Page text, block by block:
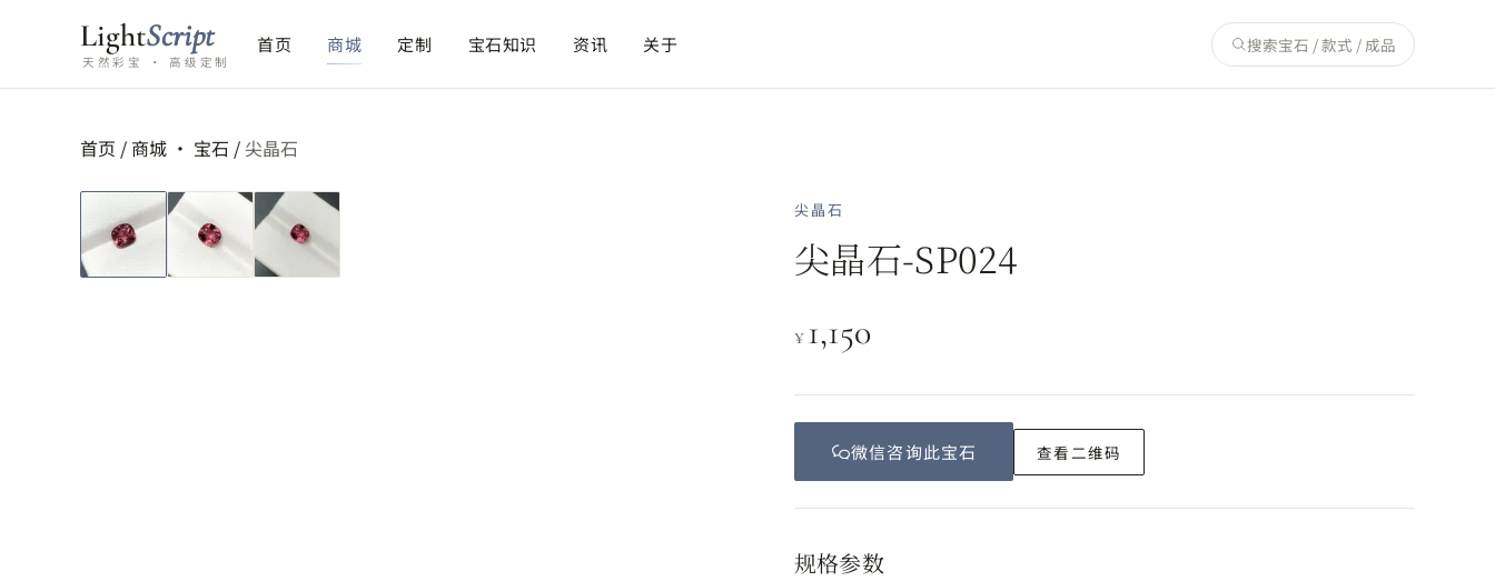
LightScript
天然彩宝 · 高级定制
首页 商城 定制 宝石知识 资讯 关于 搜索宝石 / 款式 / 成品
首页 / 商城 · 宝石 / 尖晶石
尖晶石
尖晶石-SP024
¥1,150
微信咨询此宝石 查看二维码
规格参数